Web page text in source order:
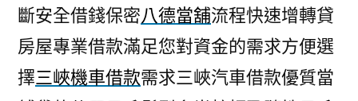
斷安全借錢保密八德當舖流程快速增轉貸
房屋專業借款滿足您對資金的需求方便選
擇三峽機車借款需求三峽汽車借款優質當